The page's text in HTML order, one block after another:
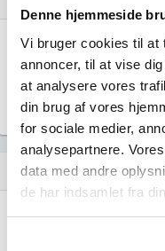
Denne hjemmeside
Vi bruger cookies til at
annoncer, til at vise
at analysere vores
din brug af vores
for sociale medier,
analysepartnere.
data med andre
de har indsamlet fra
Björt ApS
Strandlodsvej 103,
location_city basemen ApS
Strandlodsvej 103,
hourglass_empty Historisk